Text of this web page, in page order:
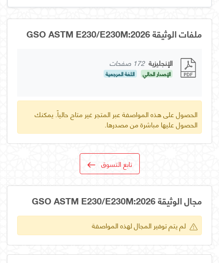
ملفات الوثيقة GSO ASTM E230/E230M:2026
الإنجليزية 172 صفحات
الإصدار الحالي اللغة المرجعية
الحصول على هذه المواصفة عبر المتجر غير متاح حالياً. يمكنك
الحصول عليها مباشرة من مصدرها.
تابع التسوق
مجال الوثيقة GSO ASTM E230/E230M:2026
لم يتم توفير المجال لهذه المواصفة